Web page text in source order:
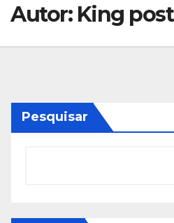
Autor: King post
Pesquisar